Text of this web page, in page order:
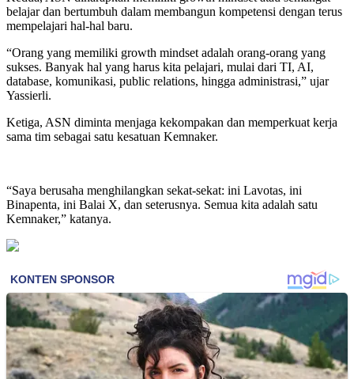
belajar dan bertumbuh dalam membangun kompetensi dengan terus
mempelajari hal-hal baru.
“Orang yang memiliki growth mindset adalah orang-orang yang
sukses. Banyak hal yang harus kita pelajari, mulai dari TI, AI,
database, komunikasi, public relations, hingga administrasi,” ujar
Yassierli.
Ketiga, ASN diminta menjaga kekompakan dan memperkuat kerja
sama tim sebagai satu kesatuan Kemnaker.
“Saya berusaha menghilangkan sekat-sekat: ini Lavotas, ini
Binapenta, ini Balai X, dan seterusnya. Semua kita adalah satu
Kemnaker,” katanya.